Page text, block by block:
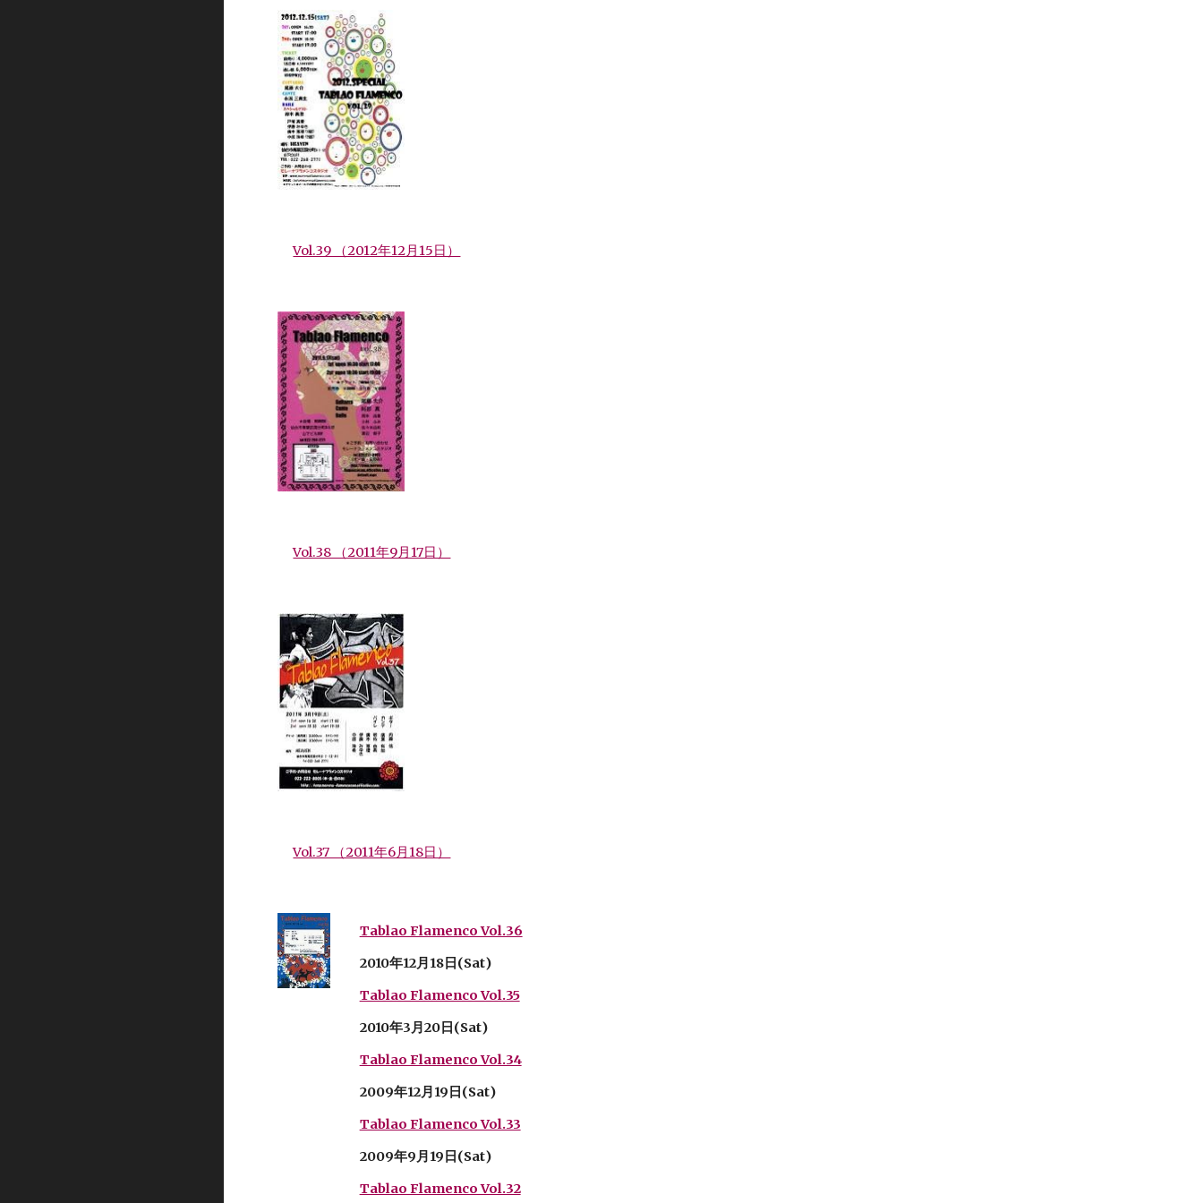
Vol.39 （2012年12月15日）
Vol.38 （2011年9月17日）
Vol.37 （2011年6月18日）
Tablao Flamenco Vol.36
2010年12月18日(Sat)
Tablao Flamenco Vol.35
2010年3月20日(Sat)
Tablao Flamenco Vol.34
2009年12月19日(Sat)
Tablao Flamenco Vol.33
2009年9月19日(Sat)
Tablao Flamenco Vol.32